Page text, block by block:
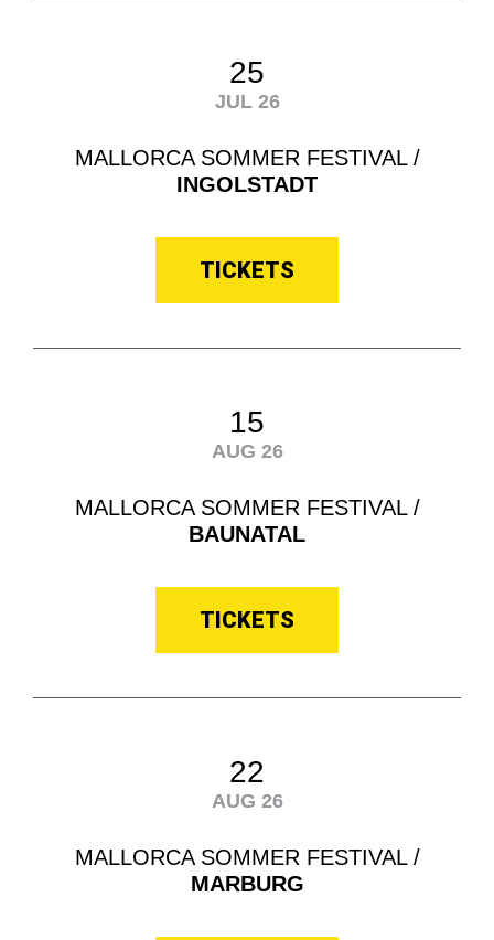
25
JUL 26
MALLORCA SOMMER FESTIVAL /
INGOLSTADT
TICKETS
15
AUG 26
MALLORCA SOMMER FESTIVAL /
BAUNATAL
TICKETS
22
AUG 26
MALLORCA SOMMER FESTIVAL /
MARBURG